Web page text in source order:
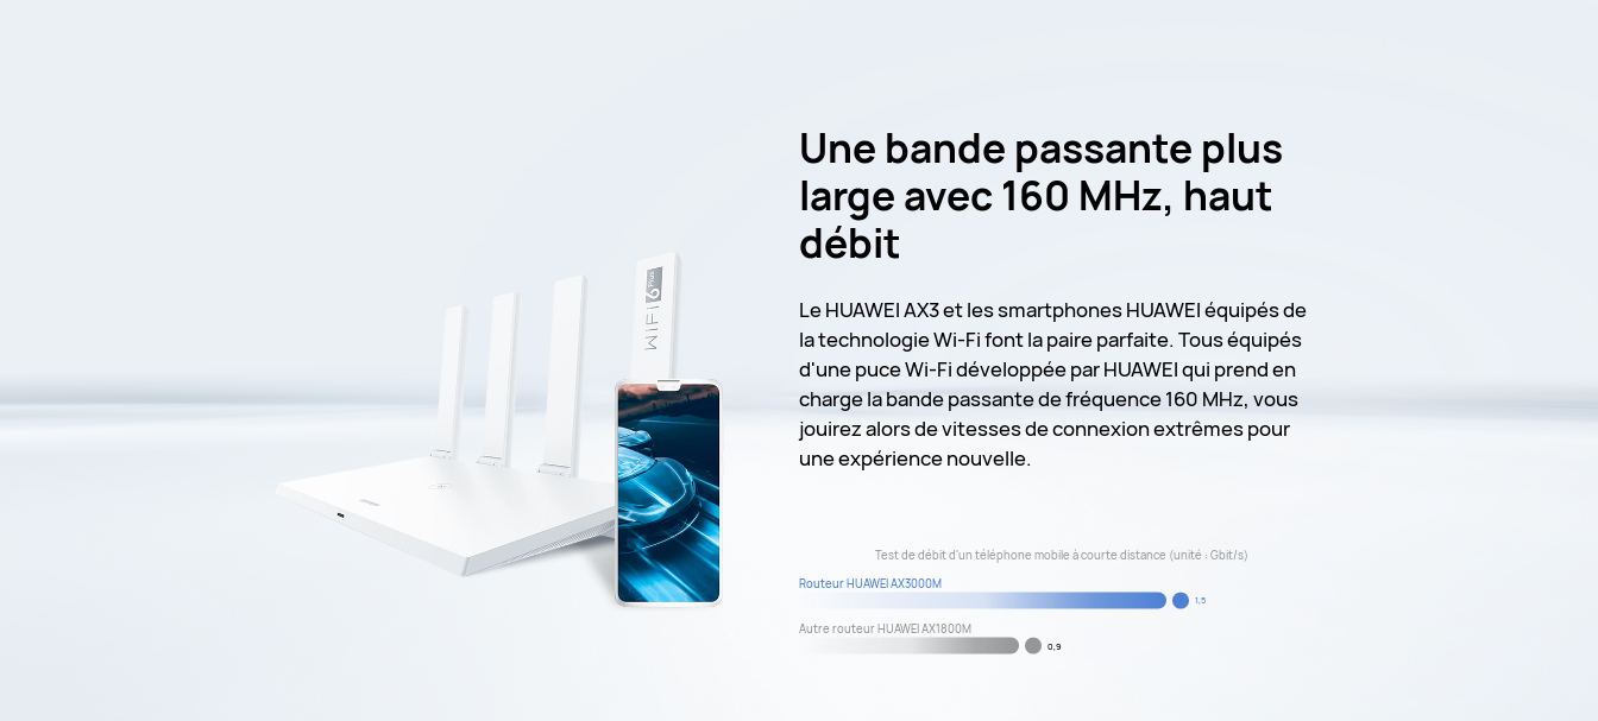
Une bande passante plus
large avec 160 MHz, haut
débit
Le HUAWEI AX3 et les smartphones HUAWEI équipés de
la technologie Wi-Fi font la paire parfaite. Tous équipés
d'une puce Wi-Fi développée par HUAWEI qui prend en
charge la bande passante de fréquence 160 MHz, vous
jouirez alors de vitesses de connexion extrêmes pour
une expérience nouvelle.
Test de débit d'un téléphone mobile à courte distance (unité : Gbit/s)
Routeur HUAWEI AX3000M
1,5
Autre routeur HUAWEI AX1800M
0,9